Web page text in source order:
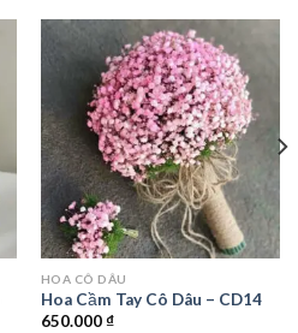
HOA CÔ DÂU
Hoa Cầm Tay Cô Dâu – CD14
650.000₫